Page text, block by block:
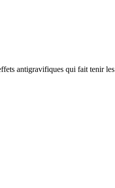
antigravifiques qui fait tenir les